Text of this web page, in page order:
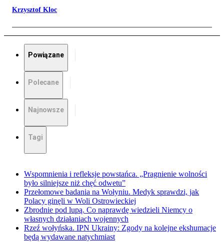
Krzysztof Kloc
Powiązane
Polecane
Najnowsze
Tagi
Wspomnienia i refleksje powstańca. „Pragnienie wolności
było silniejsze niż chęć odwetu”
Przełomowe badania na Wołyniu. Medyk sprawdzi, jak
Polacy ginęli w Woli Ostrowieckiej
Zbrodnie pod lupą. Co naprawdę wiedzieli Niemcy o
własnych działaniach wojennych
Rzeź wołyńska. IPN Ukrainy: Zgody na kolejne ekshumacje
będą wydawane natychmiast